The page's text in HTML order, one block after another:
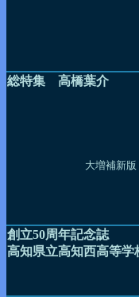
総特集 高橋葉介
大増補新
創立50周年記念誌
高知県立高知西高等学